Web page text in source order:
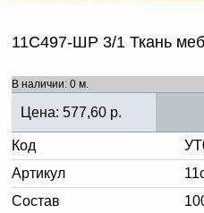
11С497-ШР 3/1 Ткань
В наличии: 0 м.
Цена: 577,60 р.
Код
Артикул
Состав